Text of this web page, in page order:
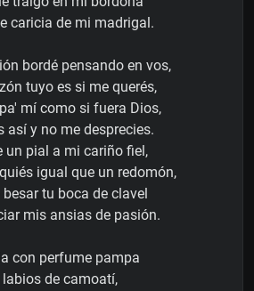
caricia de mi madrigal.
bordé pensando en vos,
tuyo es si me querés,
mí como si fuera Dios,
así y no me desprecies.
un pial a mi cariño fiel,
igual que un redomón,
tu boca de clavel
mis ansias de pasión.
con perfume pampa
labios de camoatí,